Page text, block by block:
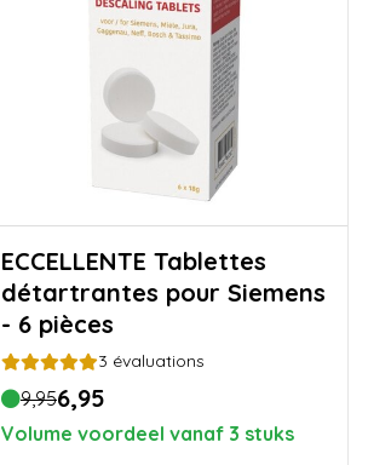
ECCELLENTE Tablettes
détartrantes pour Siemens
- 6 pièces
3 évaluations
9,956,95
Volume voordeel vanaf 3 stuks